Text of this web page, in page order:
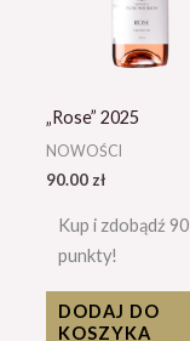
„Rose” 2025
NOWOŚCI
90.00 zł
Kup i zdobądź 90
punkty!
DODAJ DO
KOSZYKA